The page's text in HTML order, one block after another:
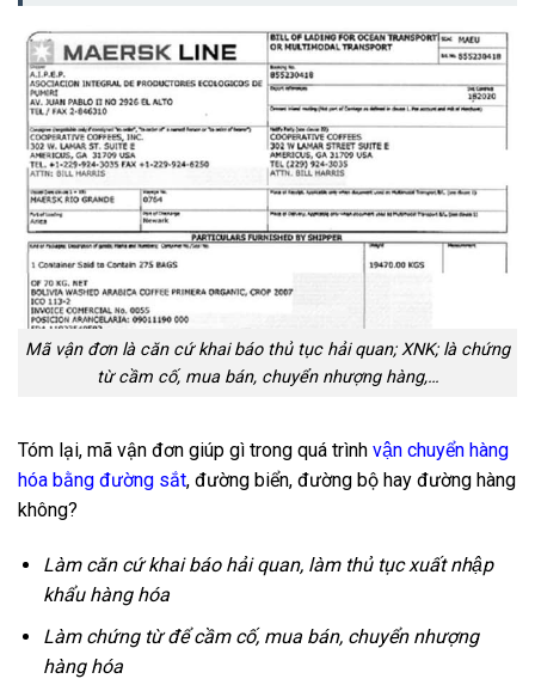
Mã vận đơn là căn cứ khai báo thủ tục hải quan; XNK; là chứng
từ cầm cố, mua bán, chuyển nhượng hàng,…
Tóm lại, mã vận đơn giúp gì trong quá trình vận chuyển hàng
hóa bằng đường sắt, đường biển, đường bộ hay đường hàng
không?
Làm căn cứ khai báo hải quan, làm thủ tục xuất nhập
khẩu hàng hóa
Làm chứng từ để cầm cố, mua bán, chuyển nhượng
hàng hóa